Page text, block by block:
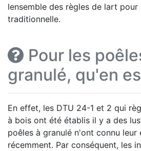
lensemble des règles de lart
traditionnelle.
Pour les
granulé, qu'en
En effet, les DTU 24-1 et 2 qui
à bois ont été établis il y a des
poêles à granulé n'ont connu
récemment. Par conséquent, les